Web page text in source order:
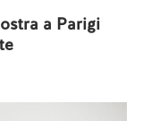
a Parigi